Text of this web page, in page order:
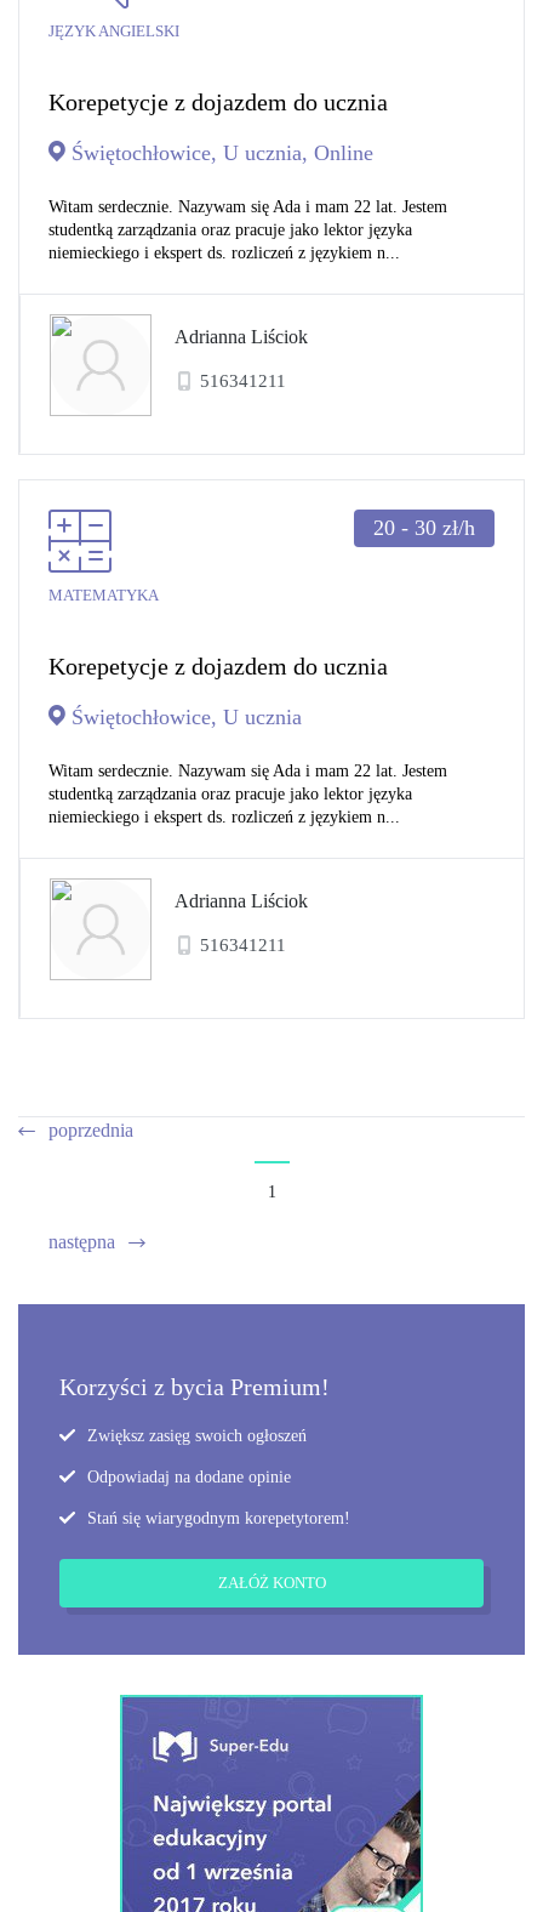
JĘZYK ANGIELSKI
Korepetycje z dojazdem do ucznia
Świętochłowice, U ucznia, Online
Witam serdecznie. Nazywam się Ada i mam 22 lat. Jestem
studentką zarządzania oraz pracuje jako lektor języka
niemieckiego i ekspert ds. rozliczeń z językiem n...
Adrianna Liściok
516341211
MATEMATYKA
20 - 30 zł/h
Korepetycje z dojazdem do ucznia
Świętochłowice, U ucznia
Witam serdecznie. Nazywam się Ada i mam 22 lat. Jestem
studentką zarządzania oraz pracuje jako lektor języka
niemieckiego i ekspert ds. rozliczeń z językiem n...
Adrianna Liściok
516341211
poprzednia
1
następna
Korzyści z bycia Premium!
Zwiększ zasięg swoich ogłoszeń
Odpowiadaj na dodane opinie
Stań się wiarygodnym korepetytorem!
ZAŁÓŻ KONTO